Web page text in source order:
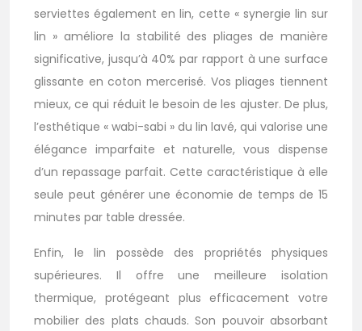
serviettes également en lin, cette « synergie lin sur
lin » améliore la stabilité des pliages de manière
significative, jusqu’à 40% par rapport à une surface
glissante en coton mercerisé. Vos pliages tiennent
mieux, ce qui réduit le besoin de les ajuster. De plus,
l’esthétique « wabi-sabi » du lin lavé, qui valorise une
élégance imparfaite et naturelle, vous dispense
d’un repassage parfait. Cette caractéristique à elle
seule peut générer une économie de temps de 15
minutes par table dressée.
Enfin, le lin possède des propriétés physiques
supérieures. Il offre une meilleure isolation
thermique, protégeant plus efficacement votre
mobilier des plats chauds. Son pouvoir absorbant